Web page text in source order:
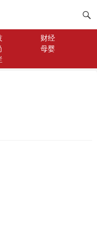
财经
母婴